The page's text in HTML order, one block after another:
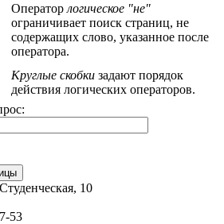
Оператор логическое "не"
ограничивает поиск страниц, не
содержащих слово, указанное после
оператора.
Круглые скобки задают порядок
действия логических операторов.
10
53